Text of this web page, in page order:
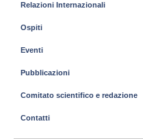
Relazioni Internazionali
Ospiti
Eventi
Pubblicazioni
Comitato scientifico e redazione
Contatti